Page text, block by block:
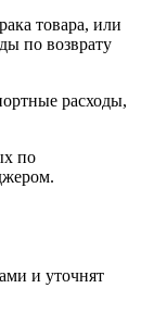
товара, или
по возврату
расходы,
по
и уточнят